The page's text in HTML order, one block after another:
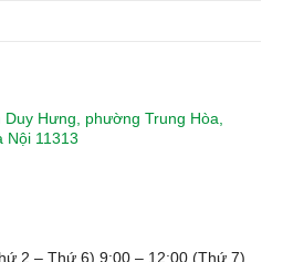
Hưng, phường Trung Hòa,
Nội 11313
2 – Thứ 6) 9:00 – 12:00 (Thứ 7)